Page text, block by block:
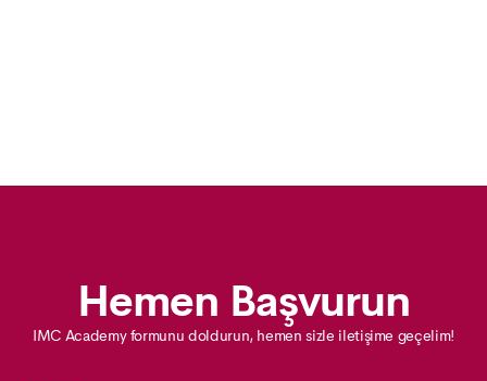
Hemen Başvurun
IMC Academy formunu doldurun, hemen sizle iletişime geçelim!